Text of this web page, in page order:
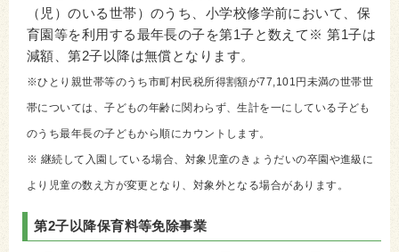
（児）のいる世帯）のうち、小学校修学前において、保
育園等を利用する最年長の子を第1子と数えて※ 第1子は
減額、第2子以降は無償となります。
※ひとり親世帯等のうち市町村民税所得割額が77,101円未満の世帯世
帯については、子どもの年齢に関わらず、生計を一にしている子ども
のうち最年長の子どもから順にカウントします。
※ 継続して入園している場合、対象児童のきょうだいの卒園や進級に
より児童の数え方が変更となり、対象外となる場合があります。
第2子以降保育料等免除事業